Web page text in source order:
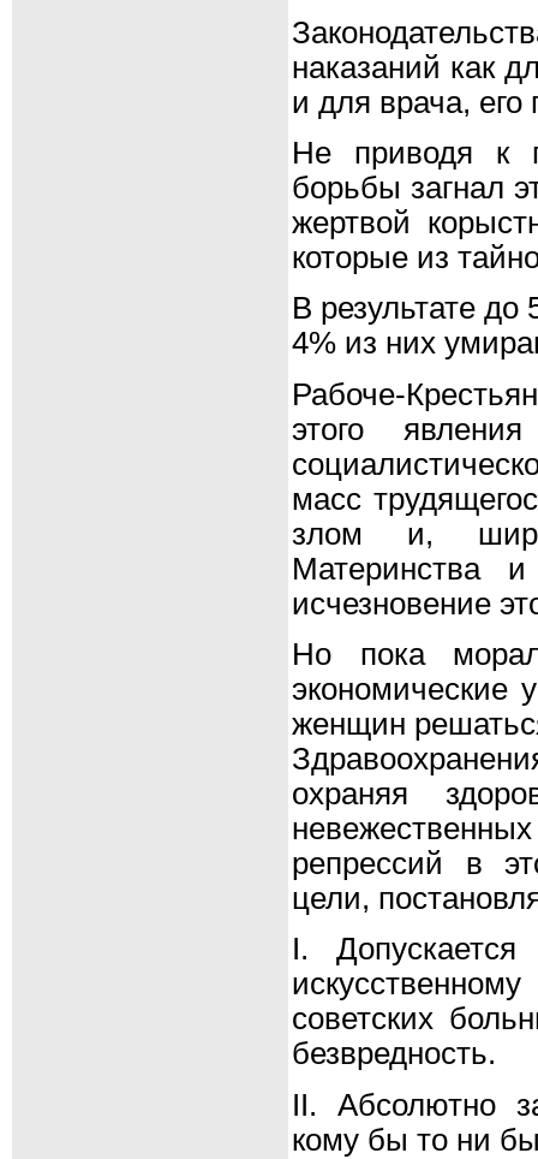
наказаний как
и для врача, его
Не приводя к
борьбы загнал
жертвой
которые из
В результате
4% из них
Рабоче-
этого
масс
злом и,
Материнства
исчезновение
Но пока
экономические
женщин
охраняя
репрессий в
цели,
I.
советских
безвредность.
II. Абсолютно
кому бы то ни